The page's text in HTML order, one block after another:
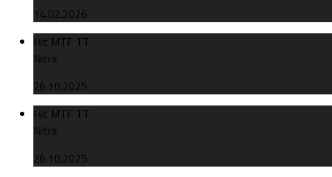
14.02.2026
Hit MTF TT
Nitra
26.10.2025
Hit MTF TT
Nitra
26.10.2025